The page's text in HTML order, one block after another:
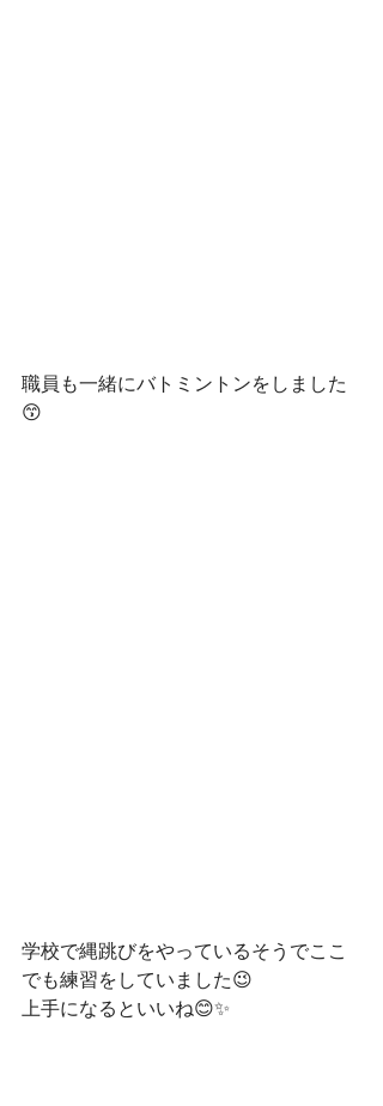
職員も一緒にバトミントンをしました
😙
学校で縄跳びをやっているそうでここ
でも練習をしていました😉
上手になるといいね😊✨